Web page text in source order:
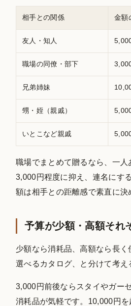
相手との関係 金額
友人・知人
職場の同僚・部下
兄弟姉妹
甥・姪（親戚）
いとこなど親戚
職場でまとめて贈るなら、一人
3,000円程度に抑え、連名にす
額は相手との距離感で素直に決
予算が少額・高額それ
少額なら消耗品、高額なら長
選べるカタログ、と分けて考え
3,000円前後ならスタイやガー
消耗品が気軽です。10,000円